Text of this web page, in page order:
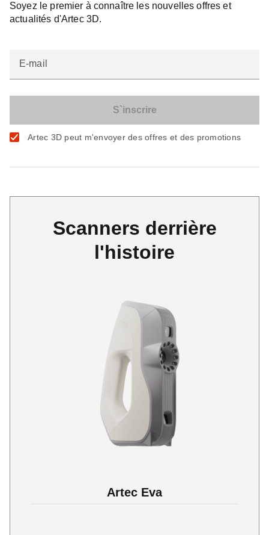
Soyez le premier à connaître les nouvelles offres et
actualités d'Artec 3D.
E-mail
Artec 3D peut m'envoyer des offres et des promotions
Scanners derrière
l'histoire
Artec Eva